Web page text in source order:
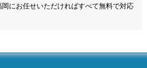
にお任せいただければすべて無料で対応